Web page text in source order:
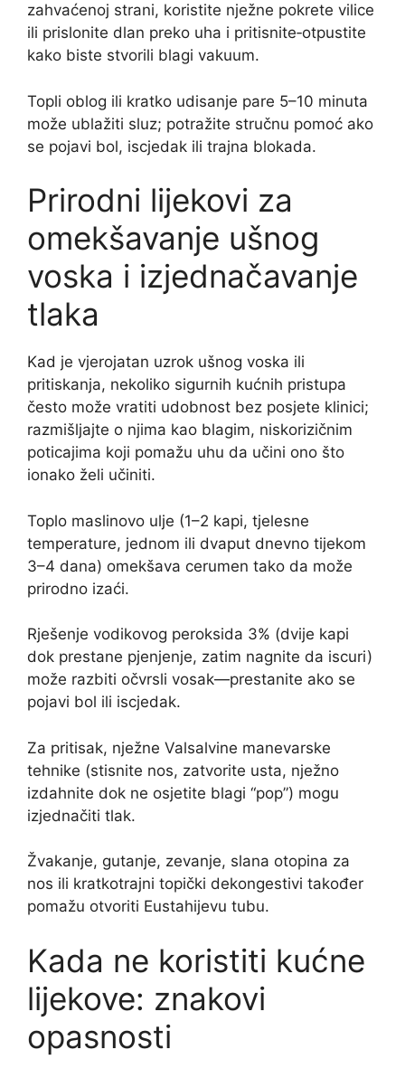
zahvaćenoj strani, koristite nježne pokrete vilice
ili prislonite dlan preko uha i pritisnite‑otpustite
kako biste stvorili blagi vakuum.
Topli oblog ili kratko udisanje pare 5–10 minuta
može ublažiti sluz; potražite stručnu pomoć ako
se pojavi bol, iscjedak ili trajna blokada.
Prirodni lijekovi za
omekšavanje ušnog
voska i izjednačavanje
tlaka
Kad je vjerojatan uzrok ušnog voska ili
pritiskanja, nekoliko sigurnih kućnih pristupa
često može vratiti udobnost bez posjete klinici;
razmišljajte o njima kao blagim, niskorizičnim
poticajima koji pomažu uhu da učini ono što
ionako želi učiniti.
Toplo maslinovo ulje (1–2 kapi, tjelesne
temperature, jednom ili dvaput dnevno tijekom
3–4 dana) omekšava cerumen tako da može
prirodno izaći.
Rješenje vodikovog peroksida 3% (dvije kapi
dok prestane pjenjenje, zatim nagnite da iscuri)
može razbiti očvrsli vosak—prestanite ako se
pojavi bol ili iscjedak.
Za pritisak, nježne Valsalvine manevarske
tehnike (stisnite nos, zatvorite usta, nježno
izdahnite dok ne osjetite blagi “pop”) mogu
izjednačiti tlak.
Žvakanje, gutanje, zevanje, slana otopina za
nos ili kratkotrajni topički dekongestivi također
pomažu otvoriti Eustahijevu tubu.
Kada ne koristiti kućne
lijekove: znakovi
opasnosti